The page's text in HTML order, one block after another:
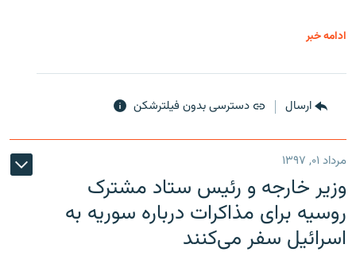
ادامه خبر
ارسال دسترسی بدون فیلترشکن
مرداد ۰۱, ۱۳۹۷
وزیر خارجه و رئیس‌ ستاد مشترک
روسیه برای مذاکرات درباره سوریه به
اسرائیل سفر می‌کنند